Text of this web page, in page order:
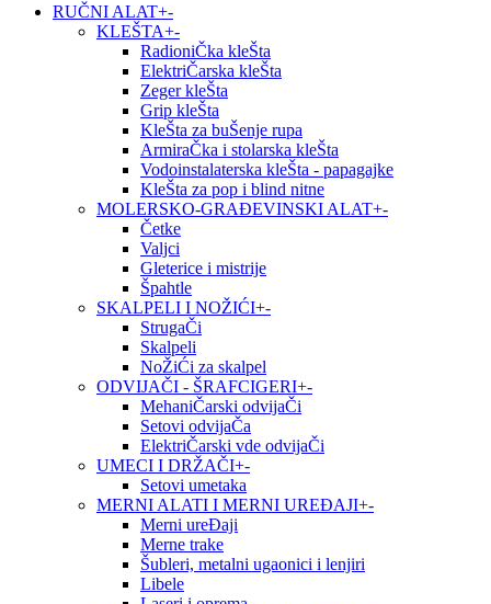
RUČNI ALAT+-
KLEŠTA+-
RadioniČka kleŠta
ElektriČarska kleŠta
Zeger kleŠta
Grip kleŠta
KleŠta za buŠenje rupa
ArmiraČka i stolarska kleŠta
Vodoinstalaterska kleŠta - papagajke
KleŠta za pop i blind nitne
MOLERSKO-GRAĐEVINSKI ALAT+-
Četke
Valjci
Gleterice i mistrije
Špahtle
SKALPELI I NOŽIĆI+-
StrugaČi
Skalpeli
NoŽiĆi za skalpel
ODVIJAČI - ŠRAFCIGERI+-
MehaniČarski odvijaČi
Setovi odvijaČa
ElektriČarski vde odvijaČi
UMECI I DRŽAČI+-
Setovi umetaka
MERNI ALATI I MERNI UREĐAJI+-
Merni ureĐaji
Merne trake
Šubleri, metalni ugaonici i lenjiri
Libele